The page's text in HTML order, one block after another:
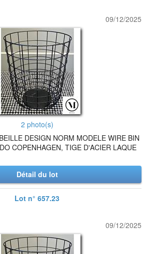
09/12/2025
2 photo(s)
DESIGN NORM MODELE WIRE BIN
COPENHAGEN, TIGE D'ACIER LAQUE
Détail du lot
Lot n° 657.23
09/12/2025